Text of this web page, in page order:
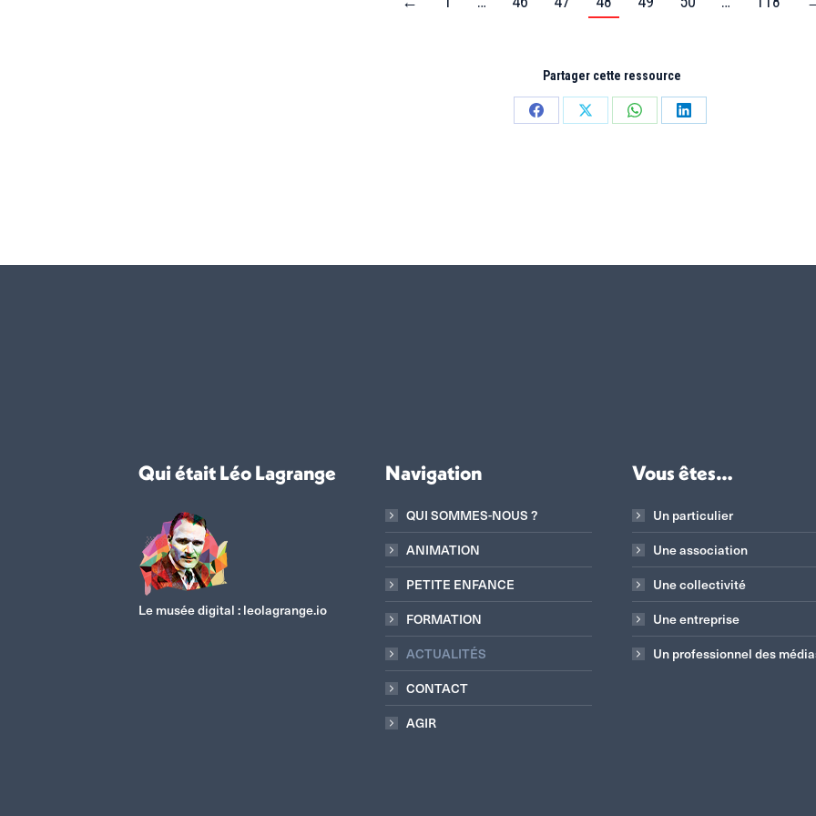
Partager cette ressource
PartagerPartagerPartagerPartager
Qui était Léo Lagrange
Le musée digital : leolagrange.io
Navigation
QUI SOMMES-NOUS ?
ANIMATION
PETITE ENFANCE
FORMATION
ACTUALITÉS
CONTACT
AGIR
Vous êtes…
Un particulier
Une association
Une collectivité
Une entreprise
Un professionnel des